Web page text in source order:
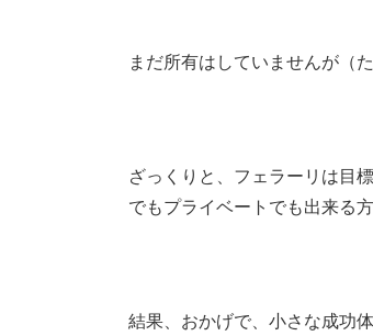
まだ所有はしていませんが（
ざっくりと、フェラーリは目
でもプライベートでも出来る
結果、おかげで、小さな成功